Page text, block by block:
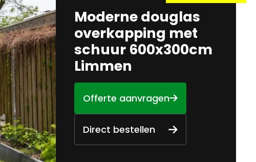
Moderne douglas
overkapping met
schuur 600x300cm
Limmen
Offerte aanvragen
Direct bestellen